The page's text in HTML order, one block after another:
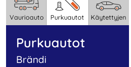
Vaurioauto Purkuautot Käytettyjen
Purkuautot
Brändi